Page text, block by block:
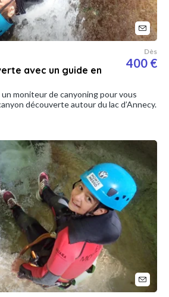
avec un guide en
Dès
400 €
moniteur de canyoning pour vous
découverte autour du lac d’Annecy.